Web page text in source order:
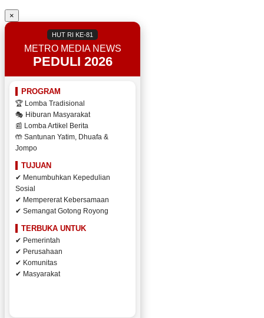
×
HUT RI KE-81
METRO MEDIA NEWS
PEDULI 2026
PROGRAM
🏆 Lomba Tradisional
🎭 Hiburan Masyarakat
📰 Lomba Artikel Berita
🤲 Santunan Yatim, Dhuafa &
Jompo
TUJUAN
✔ Menumbuhkan Kepedulian
Sosial
✔ Mempererat Kebersamaan
✔ Semangat Gotong Royong
TERBUKA UNTUK
✔ Pemerintah
✔ Perusahaan
✔ Komunitas
✔ Masyarakat